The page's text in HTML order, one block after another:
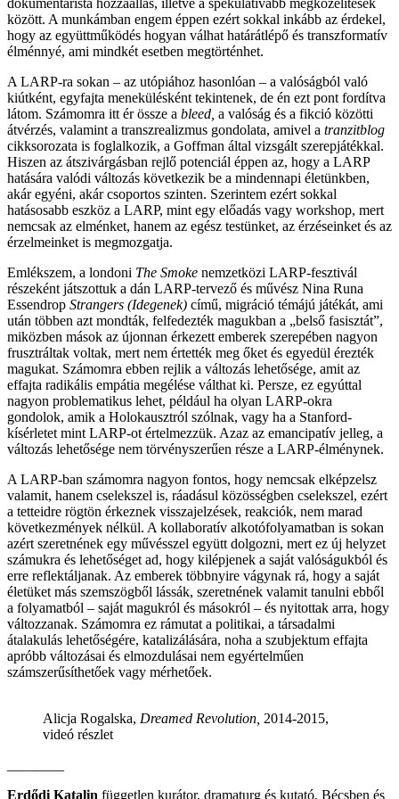
dokumentarista hozzáállás, illetve a spekulatívabb megközelítések
között. A munkámban engem éppen ezért sokkal inkább az érdekel,
hogy az együttműködés hogyan válhat határátlépő és transzformatív
élménnyé, ami mindkét esetben megtörténhet.
A LARP-ra sokan – az utópiához hasonlóan – a valóságból való
kiútként, egyfajta menekülésként tekintenek, de én ezt pont fordítva
látom. Számomra itt ér össze a bleed, a valóság és a fikció közötti
átvérzés, valamint a transzrealizmus gondolata, amivel a tranzitblog
cikksorozata is foglalkozik, a Goffman által vizsgált szerepjátékkal.
Hiszen az átszivárgásban rejlő potenciál éppen az, hogy a LARP
hatására valódi változás következik be a mindennapi életünkben,
akár egyéni, akár csoportos szinten. Szerintem ezért sokkal
hatásosabb eszköz a LARP, mint egy előadás vagy workshop, mert
nemcsak az elménket, hanem az egész testünket, az érzéseinket és az
érzelmeinket is megmozgatja.
Emlékszem, a londoni The Smoke nemzetközi LARP-fesztivál
részeként játszottuk a dán LARP-tervező és művész Nina Runa
Essendrop Strangers (Idegenek) című, migráció témájú játékát, ami
után többen azt mondták, felfedezték magukban a „belső fasisztát”,
miközben mások az újonnan érkezett emberek szerepében nagyon
frusztráltak voltak, mert nem értették meg őket és egyedül érezték
magukat. Számomra ebben rejlik a változás lehetősége, amit az
effajta radikális empátia megélése válthat ki. Persze, ez egyúttal
nagyon problematikus lehet, például ha olyan LARP-okra
gondolok, amik a Holokausztról szólnak, vagy ha a Stanford-
kísérletet mint LARP-ot értelmezzük. Azaz az emancipatív jelleg, a
változás lehetősége nem törvényszerűen része a LARP-élménynek.
A LARP-ban számomra nagyon fontos, hogy nemcsak elképzelsz
valamit, hanem cselekszel is, ráadásul közösségben cselekszel, ezért
a tetteidre rögtön érkeznek visszajelzések, reakciók, nem marad
következmények nélkül. A kollaboratív alkotófolyamatban is sokan
azért szeretnének egy művésszel együtt dolgozni, mert ez új helyzet
számukra és lehetőséget ad, hogy kilépjenek a saját valóságukból és
erre reflektáljanak. Az emberek többnyire vágynak rá, hogy a saját
életüket más szemszögből lássák, szeretnének valamit tanulni ebből
a folyamatból – saját magukról és másokról – és nyitottak arra, hogy
változzanak. Számomra ez rámutat a politikai, a társadalmi
átalakulás lehetőségére, katalizálására, noha a szubjektum effajta
apróbb változásai és elmozdulásai nem egyértelműen
számszerűsíthetőek vagy mérhetőek.
Alicja Rogalska, Dreamed Revolution, 2014-2015,
videó részlet
Erdődi Katalin független kurátor, dramaturg és kutató, Bécsben és